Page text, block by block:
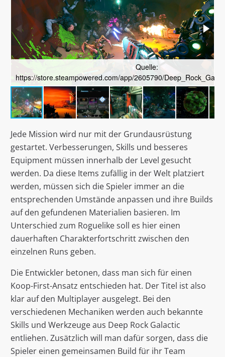
Quelle:
https://store.steampowered.com/app/2605790/
Jede Mission wird nur mit der Grundausrüstung
gestartet. Verbesserungen, Skills und besseres
Equipment müssen innerhalb der Level gesucht
werden. Da diese Items zufällig in der Welt platziert
werden, müssen sich die Spieler immer an die
entsprechenden Umstände anpassen und ihre Builds
auf den gefundenen Materialien basieren. Im
Unterschied zum Roguelike soll es hier einen
dauerhaften Charakterfortschritt zwischen den
einzelnen Runs geben.
Die Entwickler betonen, dass man sich für einen
Koop-First-Ansatz entschieden hat. Der Titel ist also
klar auf den Multiplayer ausgelegt. Bei den
verschiedenen Mechaniken werden auch bekannte
Skills und Werkzeuge aus Deep Rock Galactic
entliehen. Zusätzlich will man dafür sorgen, dass die
Spieler einen gemeinsamen Build für ihr Team